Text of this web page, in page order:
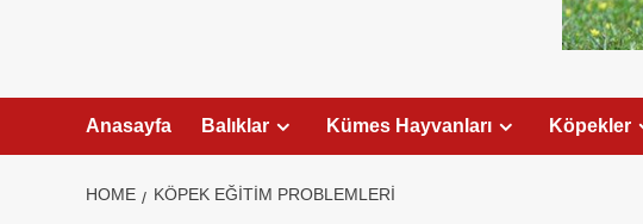
Anasayfa Balıklar Kümes Hayvanları Köpekler
HOME KÖPEK EĞITIM PROBLEMLERI